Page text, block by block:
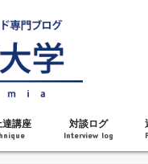
達講座 対談ログ
Interview log